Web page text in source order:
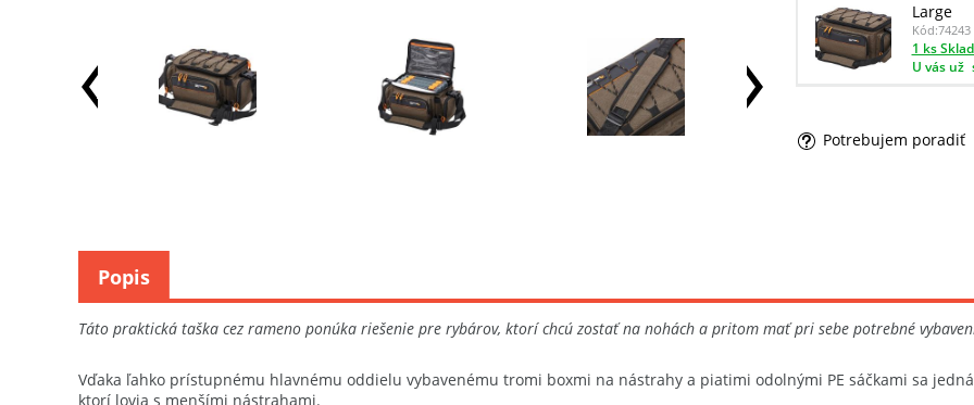
Large
Kód:74243
1 ks
U vás už
Potrebujem poradiť
Táto praktická taška cez rameno ponúka riešenie pre rybárov, ktorí chcú zostať na nohách a pritom mať pri sebe potrebné
Vďaka ľahko prístupnému hlavnému oddielu vybavenému tromi boxmi na nástrahy a piatimi odolnými PE sáčkami sa
ktorí lovia s menšími nástrahami.
Popis